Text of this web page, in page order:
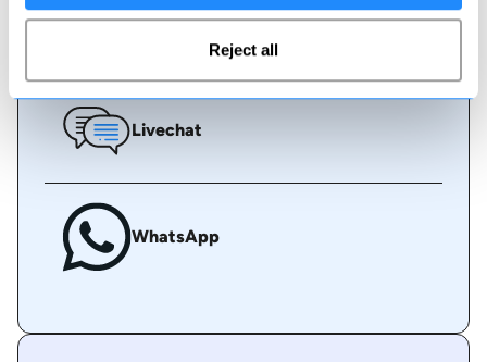
Reject all
Rufen Sie uns an
Livechat
WhatsApp